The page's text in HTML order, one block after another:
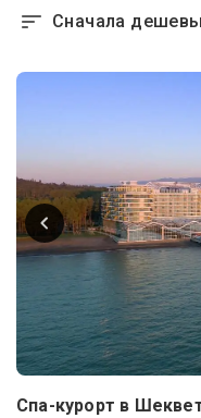
Сначала
Спа-курорт в